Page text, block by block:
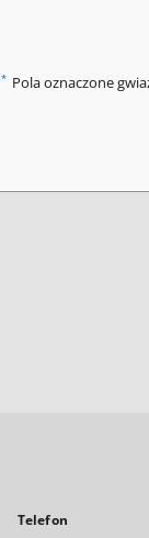
* Pola oznaczone
Telefon